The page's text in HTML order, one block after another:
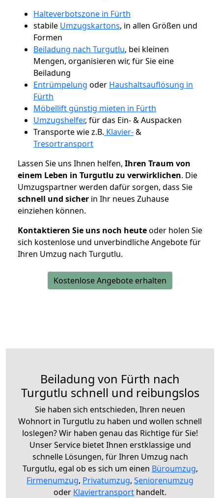
Halteverbotszone in Fürth
stabile Umzugskartons, in allen Größen und
Formen
Beiladung nach Turgutlu, bei kleinen
Mengen, organisieren wir, für Sie eine
Beiladung
Entrümpelung oder Haushaltsauflösung in
Fürth
Möbellift günstig mieten in Fürth
Umzugshelfer, für das Ein- & Auspacken
Transporte wie z.B. Klavier-&
Tresortransport
Lassen Sie uns Ihnen helfen, Ihren Traum von
einem Leben in Turgutlu zu verwirklichen. Die
Umzugspartner werden dafür sorgen, dass Sie
schnell und sicher in Ihr neues Zuhause
einziehen können.
Kontaktieren Sie uns noch heuteoder holen Sie
sich kostenlose und unverbindliche Angebote für
Ihren Umzug nach Turgutlu.
Kostenlose Angebote erhalten
Beiladung von Fürth nach
Turgutlu schnell und reibungslos
Sie haben sich entschieden, Ihren neuen
Wohnort in Turgutlu zu haben und wollen schnell
loslegen? Wir haben genau das Richtige für Sie!
Unser Service bietet Ihnen erstklassige und
schnelle Lösungen, für Ihren Umzug nach
Turgutlu, egal ob es sich um einen Büroumzug,
Firmenumzug, Privatumzug, Seniorenumzug
oder Klaviertransport handelt.